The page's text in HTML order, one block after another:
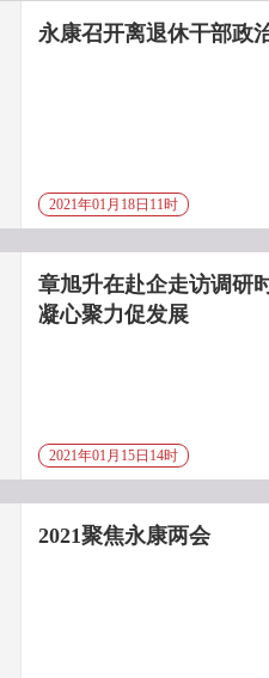
永康召开离退休干部政
2021年01月18日11时
章旭升在赴企走访调研
凝心聚力促发展
2021年01月15日14时
2021聚焦永康两会